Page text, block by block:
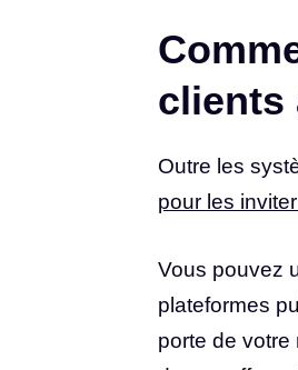
clients
Outre les
pour les
Vous pouvez
plateformes
porte de votre